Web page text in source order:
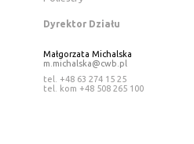
Dyrektor Działu
Małgorzata Michalska
m.michalska@cwb.pl
tel. +48 63 274 15 25
tel. kom +48 508 265 100